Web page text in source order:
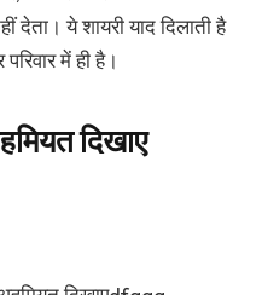
देता। ये शायरी याद दिलाती है
में ही है।
दिखाए